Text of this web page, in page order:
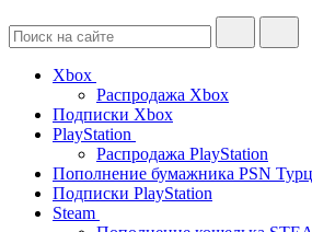
Xbox
Распродажа Xbox
Подписки Xbox
PlayStation
Распродажа PlayStation
Пополнение бумажника PSN
Подписки PlayStation
Steam